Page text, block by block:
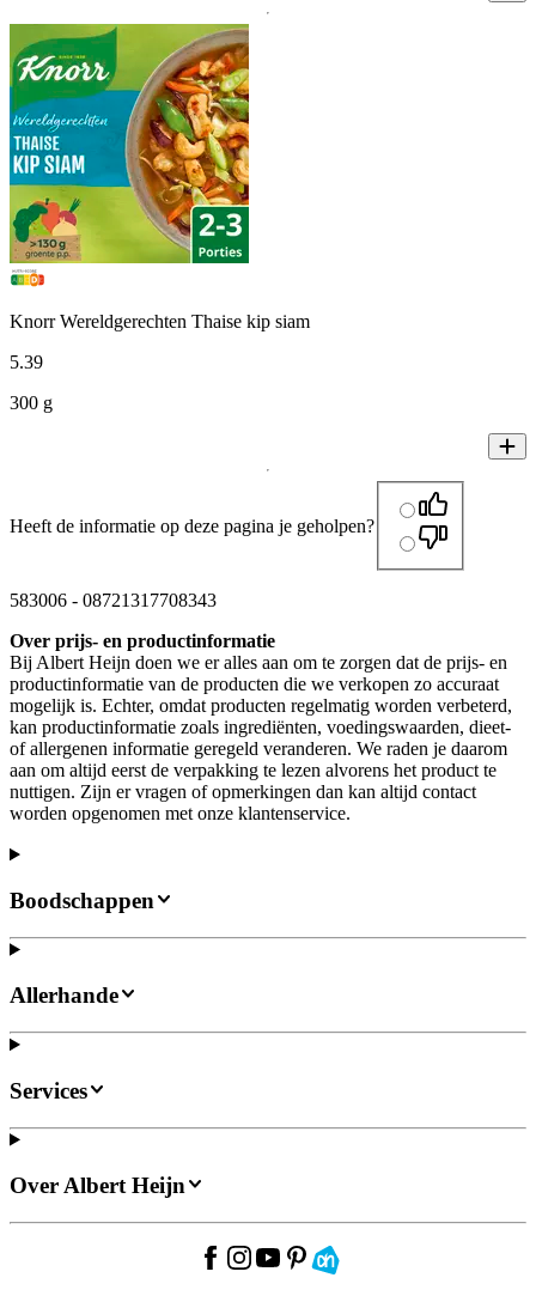
Knorr Wereldgerechten Thaise kip siam
5.39
300 g
Heeft de informatie op deze pagina je geholpen?
583006 - 08721317708343
Over prijs- en productinformatie
Bij Albert Heijn doen we er alles aan om te zorgen dat de prijs- en
productinformatie van de producten die we verkopen zo accuraat
mogelijk is. Echter, omdat producten regelmatig worden verbeterd,
kan productinformatie zoals ingrediënten, voedingswaarden, dieet-
of allergenen informatie geregeld veranderen. We raden je daarom
aan om altijd eerst de verpakking te lezen alvorens het product te
nuttigen. Zijn er vragen of opmerkingen dan kan altijd contact
worden opgenomen met onze klantenservice.
Boodschappen
Allerhande
Services
Over Albert Heijn